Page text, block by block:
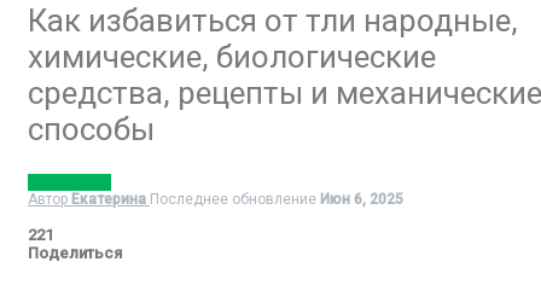
Как избавиться от тли народные,
химические, биологические
средства, рецепты и механические
способы
Автор Екатерина Последнее обновление Июн 6, 2025
221
Поделиться